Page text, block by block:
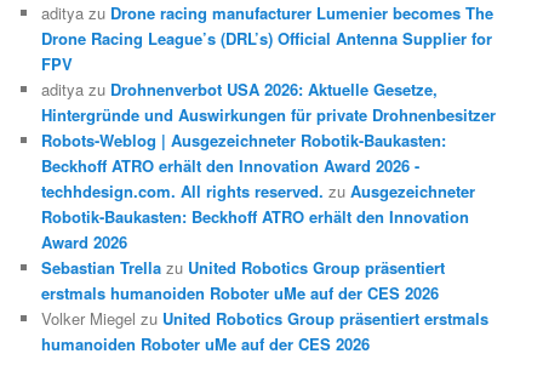
aditya zu Drone racing manufacturer Lumenier becomes The
Drone Racing League’s (DRL’s) Official Antenna Supplier for
FPV
aditya zu Drohnenverbot USA 2026: Aktuelle Gesetze,
Hintergründe und Auswirkungen für private Drohnenbesitzer
Robots-Weblog | Ausgezeichneter Robotik-Baukasten:
Beckhoff ATRO erhält den Innovation Award 2026 -
techhdesign.com. All rights reserved. zuAusgezeichneter
Robotik-Baukasten: Beckhoff ATRO erhält den Innovation
Award 2026
Sebastian Trella zu United Robotics Group präsentiert
erstmals humanoiden Roboter uMe auf der CES 2026
Volker Miegel zu United Robotics Group präsentiert erstmals
humanoiden Roboter uMe auf der CES 2026